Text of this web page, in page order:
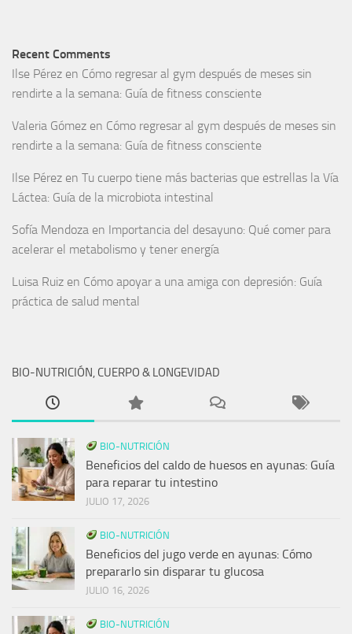
Recent Comments
Ilse Pérez en Cómo regresar al gym después de meses sin
rendirte a la semana: Guía de fitness consciente
Valeria Gómez en Cómo regresar al gym después de meses sin
rendirte a la semana: Guía de fitness consciente
Ilse Pérez en Tu cuerpo tiene más bacterias que estrellas la Vía
Láctea: Guía de la microbiota intestinal
Sofía Mendoza en Importancia del desayuno: Qué comer para
acelerar el metabolismo y tener energía
Luisa Ruiz en Cómo apoyar a una amiga con depresión: Guía
práctica de salud mental
BIO-NUTRICIÓN, CUERPO & LONGEVIDAD
BIO-NUTRICIÓN
Beneficios del caldo de huesos en ayunas: Guía
para reparar tu intestino
JULIO 17, 2026
BIO-NUTRICIÓN
Beneficios del jugo verde en ayunas: Cómo
prepararlo sin disparar tu glucosa
JULIO 16, 2026
BIO-NUTRICIÓN